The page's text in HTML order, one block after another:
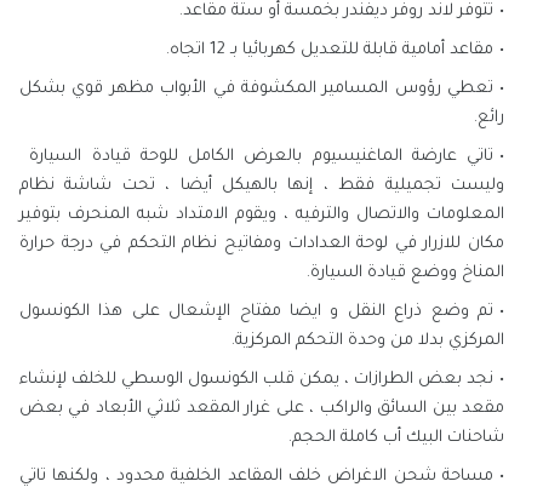
تتوفر لاند روفر ديفندر بخمسة أو ستة مقاعد.
مقاعد أمامية قابلة للتعديل كهربائيا بـ 12 اتجاه.
تعطي رؤوس المسامير المكشوفة في الأبواب مظهر قوي بشكل
رائع.
تاتي عارضة الماغنيسيوم بالعرض الكامل للوحة قيادة السيارة
وليست تجميلية فقط ، إنها بالهيكل أيضا ، تحت شاشة نظام
المعلومات والاتصال والترفيه ، ويقوم الامتداد شبه المنحرف بتوفير
مكان للازرار في لوحة العدادات ومفاتيح نظام التحكم في درجة حرارة
المناخ ووضع قيادة السيارة.
تم وضع ذراع النقل و ايضا مفتاح الإشعال على هذا الكونسول
المركزي بدلا من وحدة التحكم المركزية.
نجد بعض الطرازات ، يمكن قلب الكونسول الوسطي للخلف لإنشاء
مقعد بين السائق والراكب ، على غرار المقعد ثلاثي الأبعاد في بعض
شاحنات البيك أب كاملة الحجم.
مساحة شحن الاغراض خلف المقاعد الخلفية محدود ، ولكنها تاتي